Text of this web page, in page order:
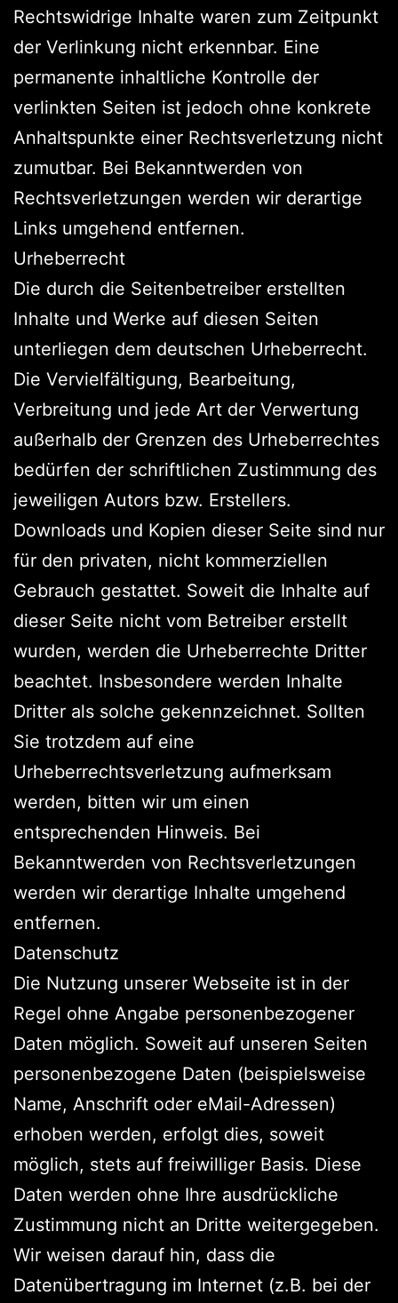
Rechtswidrige Inhalte waren zum Zeitpunkt
der Verlinkung nicht erkennbar. Eine
permanente inhaltliche Kontrolle der
verlinkten Seiten ist jedoch ohne konkrete
Anhaltspunkte einer Rechtsverletzung nicht
zumutbar. Bei Bekanntwerden von
Rechtsverletzungen werden wir derartige
Links umgehend entfernen.
Urheberrecht
Die durch die Seitenbetreiber erstellten
Inhalte und Werke auf diesen Seiten
unterliegen dem deutschen Urheberrecht.
Die Vervielfältigung, Bearbeitung,
Verbreitung und jede Art der Verwertung
außerhalb der Grenzen des Urheberrechtes
bedürfen der schriftlichen Zustimmung des
jeweiligen Autors bzw. Erstellers.
Downloads und Kopien dieser Seite sind nur
für den privaten, nicht kommerziellen
Gebrauch gestattet. Soweit die Inhalte auf
dieser Seite nicht vom Betreiber erstellt
wurden, werden die Urheberrechte Dritter
beachtet. Insbesondere werden Inhalte
Dritter als solche gekennzeichnet. Sollten
Sie trotzdem auf eine
Urheberrechtsverletzung aufmerksam
werden, bitten wir um einen
entsprechenden Hinweis. Bei
Bekanntwerden von Rechtsverletzungen
werden wir derartige Inhalte umgehend
entfernen.
Datenschutz
Die Nutzung unserer Webseite ist in der
Regel ohne Angabe personenbezogener
Daten möglich. Soweit auf unseren Seiten
personenbezogene Daten (beispielsweise
Name, Anschrift oder eMail-Adressen)
erhoben werden, erfolgt dies, soweit
möglich, stets auf freiwilliger Basis. Diese
Daten werden ohne Ihre ausdrückliche
Zustimmung nicht an Dritte weitergegeben.
Wir weisen darauf hin, dass die
Datenübertragung im Internet (z.B. bei der